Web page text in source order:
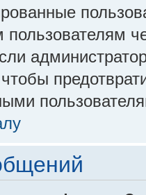
пользователям